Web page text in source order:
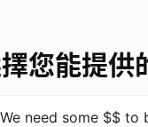
您能提供
We need some $$ to